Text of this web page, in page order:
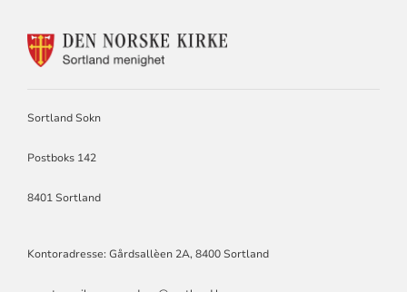
KONTAKTINFORMASJON
Sortland Sokn
Postboks 142
8401 Sortland
Kontoradresse: Gårdsallèen 2A, 8400 Sortland